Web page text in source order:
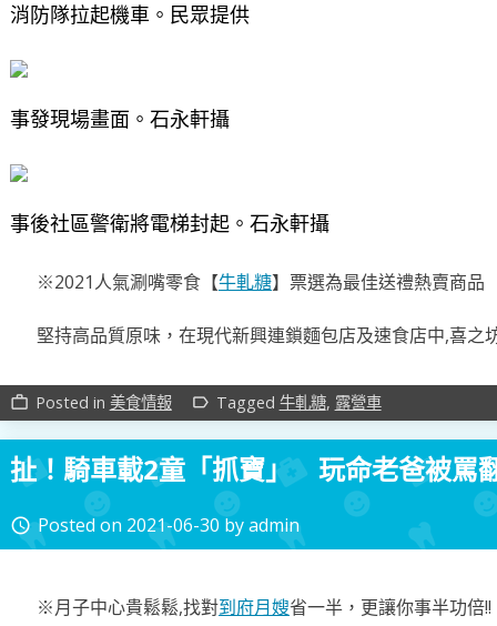
消防隊拉起機車。民眾提供
事發現場畫面。石永軒攝
事後社區警衛將電梯封起。石永軒攝
※2021人氣涮嘴零食【牛軋糖】票選為最佳送禮熱賣商品
堅持高品質原味，在現代新興連鎖麵包店及速食店中,喜之
work_outline Posted in 美食情報 label_outline Tagged 牛軋糖, 露營車
扯！騎車載2童「抓寶」 玩命老爸被罵
access_time Posted on 2021-06-30 byadmin
※月子中心貴鬆鬆,找對到府月嫂省一半，更讓你事半功